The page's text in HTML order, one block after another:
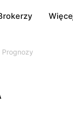
Prognozy